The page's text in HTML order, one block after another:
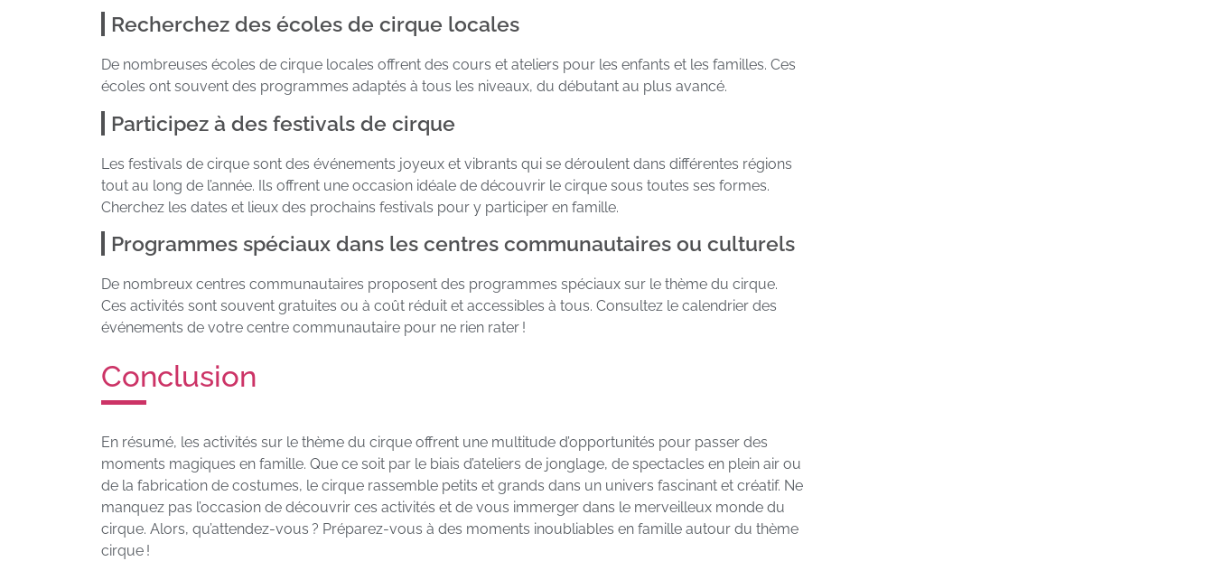
Recherchez des écoles de cirque locales
De nombreuses écoles de cirque locales offrent des cours et ateliers pour les enfants et les familles. Ces
écoles ont souvent des programmes adaptés à tous les niveaux, du débutant au plus avancé.
Participez à des festivals de cirque
Les festivals de cirque sont des événements joyeux et vibrants qui se déroulent dans différentes régions
tout au long de l’année. Ils offrent une occasion idéale de découvrir le cirque sous toutes ses formes.
Cherchez les dates et lieux des prochains festivals pour y participer en famille.
Programmes spéciaux dans les centres communautaires ou culturels
De nombreux centres communautaires proposent des programmes spéciaux sur le thème du cirque.
Ces activités sont souvent gratuites ou à coût réduit et accessibles à tous. Consultez le calendrier des
événements de votre centre communautaire pour ne rien rater !
Conclusion
En résumé, les activités sur le thème du cirque offrent une multitude d’opportunités pour passer des
moments magiques en famille. Que ce soit par le biais d’ateliers de jonglage, de spectacles en plein air ou
de la fabrication de costumes, le cirque rassemble petits et grands dans un univers fascinant et créatif. Ne
manquez pas l’occasion de découvrir ces activités et de vous immerger dans le merveilleux monde du
cirque. Alors, qu’attendez-vous ? Préparez-vous à des moments inoubliables en famille autour du thème
cirque !